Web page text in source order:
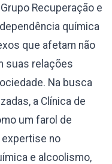
Recuperação e
química
que afetam não
suas relações
Na busca
a Clínica de
um farol de
no
e alcoolismo,